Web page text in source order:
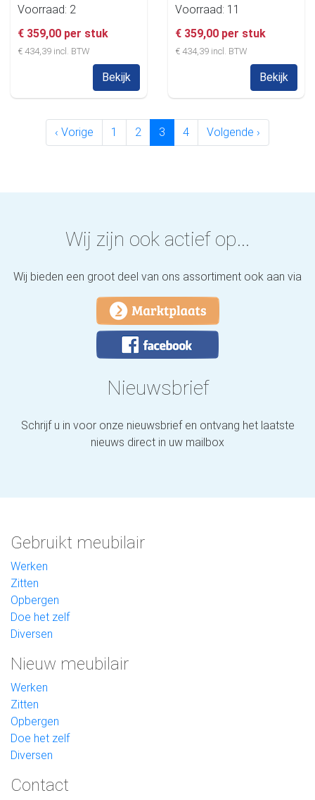
Voorraad: 2
€ 359,00 per stuk
€ 434,39 incl. BTW
Bekijk
Voorraad: 11
€ 359,00 per stuk
€ 434,39 incl. BTW
Bekijk
‹ Vorige 1 2 3 4 Volgende ›
Wij zijn ook actief op...
Wij bieden een groot deel van ons assortiment ook aan via
Nieuwsbrief
Schrijf u in voor onze nieuwsbrief en ontvang het laatste
nieuws direct in uw mailbox
Gebruikt meubilair
Werken
Zitten
Opbergen
Doe het zelf
Diversen
Nieuw meubilair
Werken
Zitten
Opbergen
Doe het zelf
Diversen
Contact